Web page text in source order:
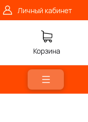
Личный кабинет
Корзина